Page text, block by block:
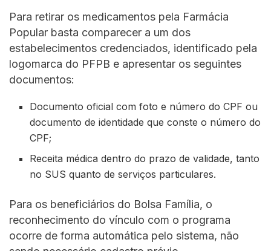
Para retirar os medicamentos pela Farmácia
Popular basta comparecer a um dos
estabelecimentos credenciados, identificado pela
logomarca do PFPB e apresentar os seguintes
documentos:
Documento oficial com foto e número do CPF ou
documento de identidade que conste o número do
CPF;
Receita médica dentro do prazo de validade, tanto
no SUS quanto de serviços particulares.
Para os beneficiários do Bolsa Família, o
reconhecimento do vínculo com o programa
ocorre de forma automática pelo sistema, não